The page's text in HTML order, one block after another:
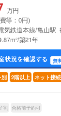
万円
等：0円)
気鉄道本線/亀山駅
築21年
状況を確認する 無
別 2階以上 ネット接
割 合格前予約可